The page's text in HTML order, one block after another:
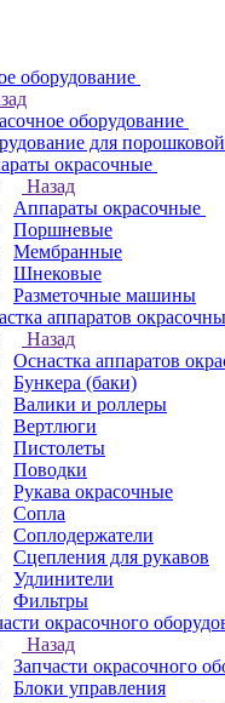
оборудование
оборудование
для
окрасочные
Назад
Аппараты окрасочные
Поршневые
Мембранные
Шнековые
Разметочные машины
аппаратов
Назад
Оснастка аппаратов
Бункера (баки)
Валики и роллеры
Вертлюги
Пистолеты
Поводки
Рукава окрасочные
Сопла
Соплодержатели
Сцепления для рукавов
Удлинители
Фильтры
окрасочного
Назад
Запчасти окрасочного
Блоки управления